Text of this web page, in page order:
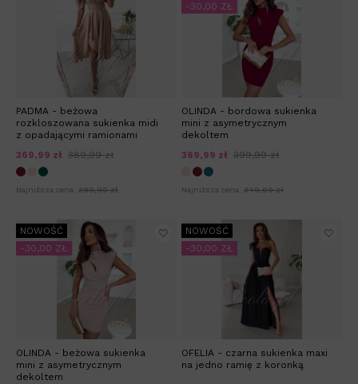
PADMA - beżowa
rozkloszowana sukienka midi
z opadającymi ramionami
369,99 zł 389,99 zł
Najniższa cena: 389,99 zł
OLINDA - bordowa sukienka
mini z asymetrycznym
dekoltem
369,99 zł 399,99 zł
Najniższa cena: 349,99 zł
-30,00 ZŁ
OLINDA - beżowa sukienka
mini z asymetrycznym
dekoltem
NOWOŚĆ
-30,00 ZŁ
OFELIA - czarna sukienka maxi
na jedno ramię z koronką
NOWOŚĆ
-30,00 ZŁ